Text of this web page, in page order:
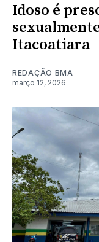
Idoso é
Itacoatiara
REDAÇÃO BMA
março 12, 2026